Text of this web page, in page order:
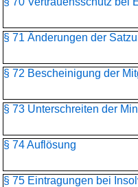
§ 71 Änderungen der
§ 72 Bescheinigung der
§ 73 Unterschreiten der
§ 74 Auflösung
§ 75 Eintragungen bei